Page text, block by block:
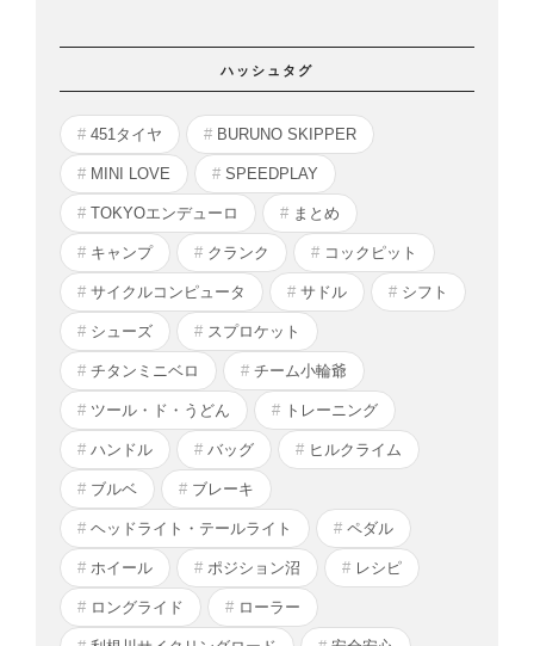
ハッシュタグ
451タイヤ BURUNO SKIPPER
MINI LOVE SPEEDPLAY
TOKYOエンデューロ まとめ
キャンプ クランク コックピット
サイクルコンピュータ サドル シフト
シューズ スプロケット
チタンミニベロ チーム小輪爺
ツール・ド・うどん トレーニング
ハンドル バッグ ヒルクライム
ブルベ ブレーキ
ヘッドライト・テールライト ペダル
ホイール ポジション沼 レシピ
ロングライド ローラー